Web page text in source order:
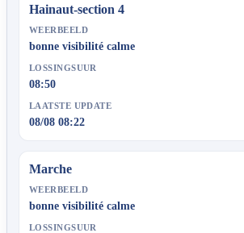
Hainaut-section 4
WEERBEELD
bonne visibilité calme
LOSSINGSUUR
08:50
LAATSTE UPDATE
08/08 08:22
Marche
WEERBEELD
bonne visibilité calme
LOSSINGSUUR